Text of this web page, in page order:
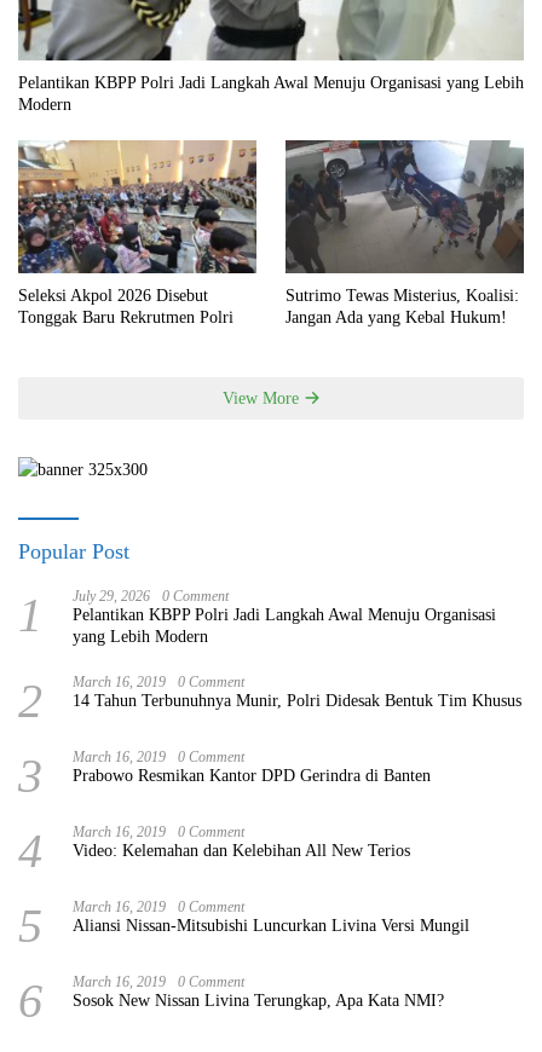
Pelantikan KBPP Polri Jadi Langkah Awal Menuju Organisasi yang Lebih
Modern
Seleksi Akpol 2026 Disebut
Tonggak Baru Rekrutmen Polri
Sutrimo Tewas Misterius, Koalisi:
Jangan Ada yang Kebal Hukum!
View More
Popular Post
1 July 29, 2026 0 Comment
Pelantikan KBPP Polri Jadi Langkah Awal Menuju Organisasi
yang Lebih Modern
2 March 16, 2019 0 Comment
14 Tahun Terbunuhnya Munir, Polri Didesak Bentuk Tim Khusus
3 March 16, 2019 0 Comment
Prabowo Resmikan Kantor DPD Gerindra di Banten
4 March 16, 2019 0 Comment
Video: Kelemahan dan Kelebihan All New Terios
5 March 16, 2019 0 Comment
Aliansi Nissan-Mitsubishi Luncurkan Livina Versi Mungil
6 March 16, 2019 0 Comment
Sosok New Nissan Livina Terungkap, Apa Kata NMI?